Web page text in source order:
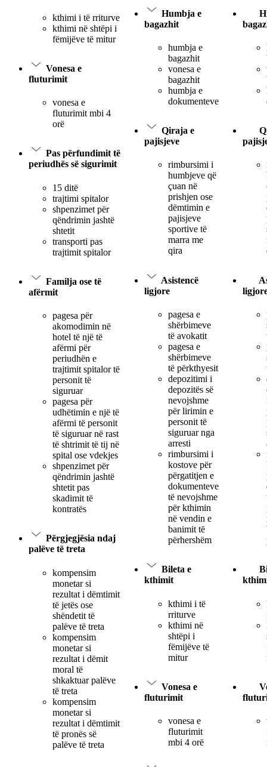
kthimi i të rriturve
kthimi në shtëpi i
fëmijëve të mitur
Vonesa e
fluturimit
vonesa e
fluturimit mbi 4
orë
Pas përfundimit të
periudhës së sigurimit
15 ditë
trajtimi spitalor
shpenzimet për
qëndrimin jashtë
shtetit
transporti pas
trajtimit spitalor
Familja ose të
afërmit
pagesa për
akomodimin në
hotel të një të
afërmi për
periudhën e
trajtimit spitalor të
personit të
siguruar
pagesa për
udhëtimin e një të
afërmi të personit
të siguruar në rast
të shtrimit të tij në
spital ose vdekjes
shpenzimet për
qëndrimin jashtë
shtetit pas
skadimit të
kontratës
Përgjegjësia ndaj
palëve të treta
kompensim
monetar si
rezultat i dëmtimit
të jetës ose
shëndetit të
palëve të treta
kompensim
monetar si
rezultat i dëmit
moral të
shkaktuar palëve
të treta
kompensim
monetar si
rezultat i dëmtimit
të pronës së
palëve të treta
Humbja e
bagazhit
humbja e
bagazhit
vonesa e
bagazhit
humbja e
dokumenteve
Qiraja e
pajisjeve
rimbursimi i
humbjeve që
çuan në
prishjen ose
dëmtimin e
pajisjeve
sportive të
marra me
qira
Asistencë
ligjore
pagesa e
shërbimeve
të avokatit
pagesa e
shërbimeve
të përkthyesit
depozitimi i
depozitës së
nevojshme
për lirimin e
personit të
siguruar nga
arresti
rimbursimi i
kostove për
përgatitjen e
dokumenteve
të nevojshme
për kthimin
në vendin e
banimit të
përhershëm
Bileta e
kthimit
kthimi i të
rriturve
kthimi në
shtëpi i
fëmijëve të
mitur
Vonesa e
fluturimit
vonesa e
fluturimit
mbi 4 orë